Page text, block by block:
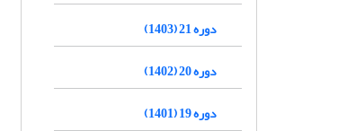
دوره 21 (1403)
دوره 20 (1402)
دوره 19 (1401)